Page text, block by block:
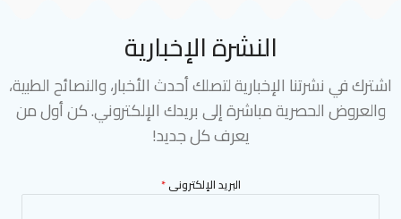
النشرة الإخبارية
اشترك في نشرتنا الإخبارية لتصلك أحدث الأخبار، والنصائح الطبية،
والعروض الحصرية مباشرة إلى بريدك الإلكتروني. كن أول من
يعرف كل جديد!
البريد الإلكترونى*